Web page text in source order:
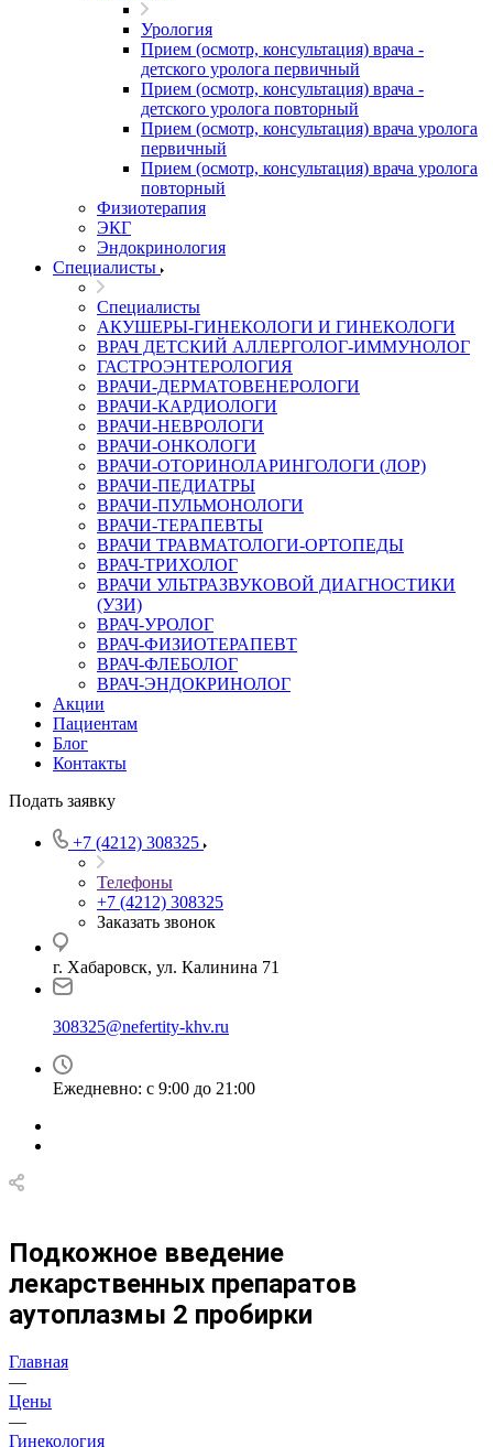
Урология
Прием (осмотр, консультация) врача -
детского уролога первичный
Прием (осмотр, консультация) врача -
детского уролога повторный
Прием (осмотр, консультация) врача уролога
первичный
Прием (осмотр, консультация) врача уролога
повторный
Физиотерапия
ЭКГ
Эндокринология
Специалисты
Специалисты
АКУШЕРЫ-ГИНЕКОЛОГИ И ГИНЕКОЛОГИ
ВРАЧ ДЕТСКИЙ АЛЛЕРГОЛОГ-ИММУНОЛОГ
ГАСТРОЭНТЕРОЛОГИЯ
ВРАЧИ-ДЕРМАТОВЕНЕРОЛОГИ
ВРАЧИ-КАРДИОЛОГИ
ВРАЧИ-НЕВРОЛОГИ
ВРАЧИ-ОНКОЛОГИ
ВРАЧИ-ОТОРИНОЛАРИНГОЛОГИ (ЛОР)
ВРАЧИ-ПЕДИАТРЫ
ВРАЧИ-ПУЛЬМОНОЛОГИ
ВРАЧИ-ТЕРАПЕВТЫ
ВРАЧИ ТРАВМАТОЛОГИ-ОРТОПЕДЫ
ВРАЧ-ТРИХОЛОГ
ВРАЧИ УЛЬТРАЗВУКОВОЙ ДИАГНОСТИКИ
(УЗИ)
ВРАЧ-УРОЛОГ
ВРАЧ-ФИЗИОТЕРАПЕВТ
ВРАЧ-ФЛЕБОЛОГ
ВРАЧ-ЭНДОКРИНОЛОГ
Акции
Пациентам
Блог
Контакты
Подать заявку
+7 (4212) 308325
Телефоны
+7 (4212) 308325
Заказать звонок
г. Хабаровск, ул. Калинина 71
308325@nefertity-khv.ru
Ежедневно: с 9:00 до 21:00
Подкожное введение
лекарственных препаратов
аутоплазмы 2 пробирки
Главная
—
Цены
—
Гинекология